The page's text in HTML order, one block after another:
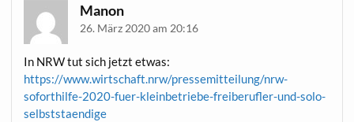
Manon
26. März 2020 am 20:16
In NRW tut sich jetzt etwas:
https://www.wirtschaft.nrw/pressemitteilung/nrw-
soforthilfe-2020-fuer-kleinbetriebe-freiberufler-und-solo-
selbststaendige